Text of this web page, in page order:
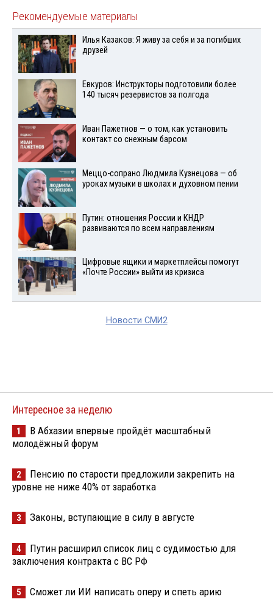
Рекомендуемые материалы
Илья Казаков: Я живу за себя и за погибших
друзей
Евкуров: Инструкторы подготовили более
140 тысяч резервистов за полгода
Иван Пажетнов — о том, как установить
контакт со снежным барсом
Меццо-сопрано Людмила Кузнецова — об
уроках музыки в школах и духовном пении
Путин: отношения России и КНДР
развиваются по всем направлениям
Цифровые ящики и маркетплейсы помогут
«Почте России» выйти из кризиса
Новости СМИ2
Интересное за неделю
1
В Абхазии впервые пройдёт масштабный
молодёжный форум
2
Пенсию по старости предложили закрепить на
уровне не ниже 40% от заработка
3 Законы, вступающие в силу в августе
4
Путин расширил список лиц с судимостью для
заключения контракта с ВС РФ
5 Сможет ли ИИ написать оперу и спеть арию